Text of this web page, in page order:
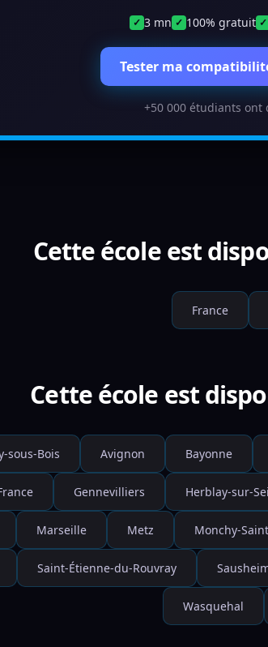
✓ 3 mn ✓ 100% gratuit ✓
Tester ma
+50 000 étudiants ont
Cette école est
France
Cette école est
sous-Bois Avignon Bayonne
Gennevilliers Herblay-sur-
Marseille Metz Monchy-
Saint-Étienne-du-Rouvray
Wasquehal